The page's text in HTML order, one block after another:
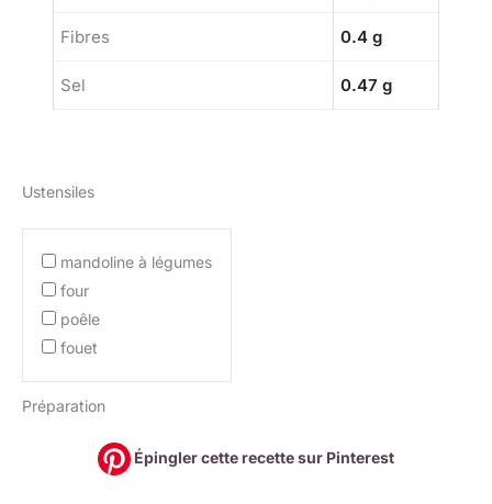
Fibres 0.4 g
Sel 0.47 g
Ustensiles
mandoline à légumes
four
poêle
fouet
Préparation
Épingler cette recette sur Pinterest